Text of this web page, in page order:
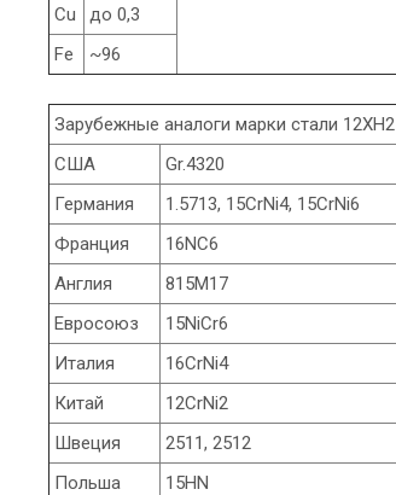
Cu
до 0,3
Fe
~96
Зарубежные аналоги марки стали 12ХН2
США
Gr.4320
Германия
1.5713, 15CrNi4, 15CrNi6
Франция
16NC6
Англия
815M17
Евросоюз
15NiCr6
Италия
16CrNi4
Китай
12CrNi2
Швеция
2511, 2512
Польша
15HN